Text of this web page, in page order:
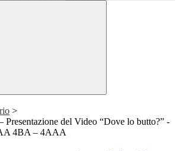
>
del Video “Dove lo butto?” -
4BA – 4AAA